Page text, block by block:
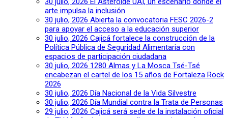
arte impulsa la inclusión
30 julio, 2026 Abierta la convocatoria FESC 2026-2
para apoyar el acceso a la educación superior
30 julio, 2026 Cajicá fortalece la construcción de la
Política Pública de Seguridad Alimentaria con
espacios de participación ciudadana
30 julio, 2026 1280 Almas y La Mosca Tsé-Tsé
encabezan el cartel de los 15 años de Fortaleza Rock
2026
30 julio, 2026 Día Nacional de la Vida Silvestre
30 julio, 2026 Día Mundial contra la Trata de Personas
29 julio, 2026 Cajicá será sede de la instalación oficial